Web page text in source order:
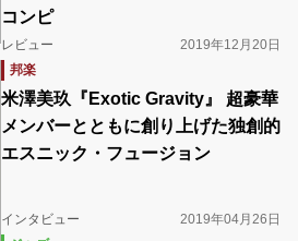
コンピ
レビュー
2019年12月20日
邦楽
米澤美玖『Exotic Gravity』 超豪華
メンバーとともに創り上げた独創的
エスニック・フュージョン
インタビュー
2019年04月26日